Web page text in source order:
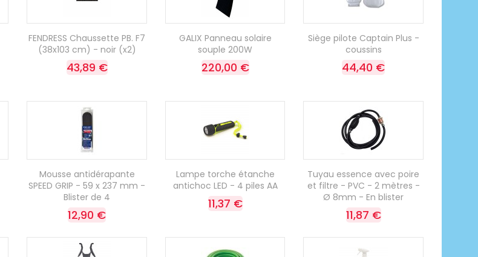
FENDRESS Chaussette PB. F7
(38x103 cm) - noir (x2)
43,89 €
GALIX Panneau solaire
souple 200W
220,00 €
Siège pilote Captain Plus -
coussins
44,40 €
Mousse antidérapante
SPEED GRIP - 59 x 237 mm -
Blister de 4
12,90 €
Lampe torche étanche
antichoc LED - 4 piles AA
11,37 €
Tuyau essence avec poire
et filtre - PVC - 2 mètres -
Ø 8mm - En blister
11,87 €